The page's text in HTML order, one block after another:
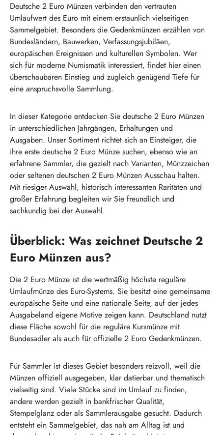
Deutsche 2 Euro Münzen verbinden den vertrauten
Umlaufwert des Euro mit einem erstaunlich vielseitigen
Sammelgebiet. Besonders die Gedenkmünzen erzählen von
Bundesländern, Bauwerken, Verfassungsjubiläen,
europäischen Ereignissen und kulturellen Symbolen. Wer
sich für moderne Numismatik interessiert, findet hier einen
überschaubaren Einstieg und zugleich genügend Tiefe für
eine anspruchsvolle Sammlung.
In dieser Kategorie entdecken Sie deutsche 2 Euro Münzen
in unterschiedlichen Jahrgängen, Erhaltungen und
Ausgaben. Unser Sortiment richtet sich an Einsteiger, die
ihre erste deutsche 2 Euro Münze suchen, ebenso wie an
erfahrene Sammler, die gezielt nach Varianten, Münzzeichen
oder seltenen deutschen 2 Euro Münzen Ausschau halten.
Mit riesiger Auswahl, historisch interessanten Raritäten und
großer Erfahrung begleiten wir Sie freundlich und
sachkundig bei der Auswahl.
Überblick: Was zeichnet Deutsche 2
Euro Münzen aus?
Die 2 Euro Münze ist die wertmäßig höchste reguläre
Umlaufmünze des Euro-Systems. Sie besitzt eine gemeinsame
europäische Seite und eine nationale Seite, auf der jedes
Ausgabeland eigene Motive zeigen kann. Deutschland nutzt
diese Fläche sowohl für die reguläre Kursmünze mit
Bundesadler als auch für offizielle 2 Euro Gedenkmünzen.
Für Sammler ist dieses Gebiet besonders reizvoll, weil die
Münzen offiziell ausgegeben, klar datierbar und thematisch
vielseitig sind. Viele Stücke sind im Umlauf zu finden,
andere werden gezielt in bankfrischer Qualität,
Stempelglanz oder als Sammlerausgabe gesucht. Dadurch
entsteht ein Sammelgebiet, das nah am Alltag ist und